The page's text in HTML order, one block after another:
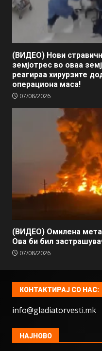
(ВИДЕО) Нови
земјотрес во оваа
реагираа хирурзите
операциона маса!
07/08/2026
(ВИДЕО) Омилена мета
Ова би бил
07/08/2026
КОНТАКТИРАЈ СО НАС:
info@gladiatorvesti.mk
НАЈНОВО